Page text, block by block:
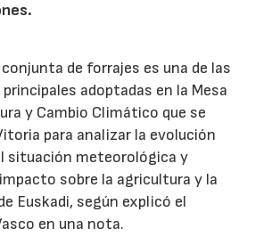
de forrajes es una de las
adoptadas en la Mesa
y Cambio Climático que se
para analizar la evolución
situación meteorológica y
sobre la agricultura y la
Euskadi, según explicó el
en una nota.